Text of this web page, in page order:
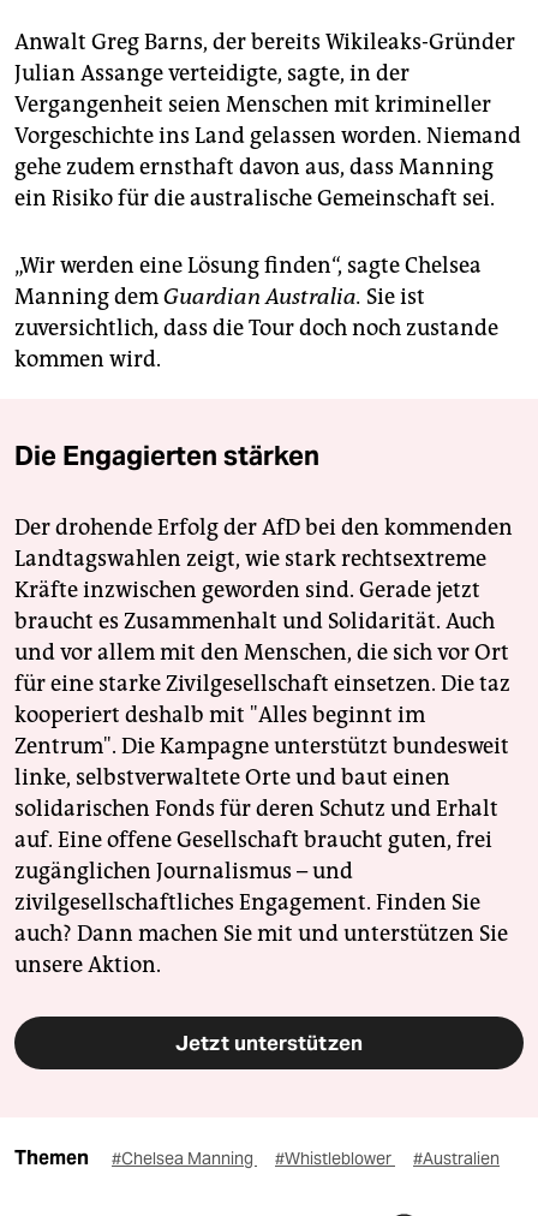
Anwalt Greg Barns, der bereits Wikileaks-Gründer
Julian Assange verteidigte, sagte, in der
Vergangenheit seien Menschen mit krimineller
Vorgeschichte ins Land gelassen worden. Niemand
gehe zudem ernsthaft davon aus, dass Manning
ein Risiko für die australische Gemeinschaft sei.
„Wir werden eine Lösung finden“, sagte Chelsea
Manning demGuardian Australia. Sie ist
zuversichtlich, dass die Tour doch noch zustande
kommen wird.
Die Engagierten stärken
Der drohende Erfolg der AfD bei den kommenden
Landtagswahlen zeigt, wie stark rechtsextreme
Kräfte inzwischen geworden sind. Gerade jetzt
braucht es Zusammenhalt und Solidarität. Auch
und vor allem mit den Menschen, die sich vor Ort
für eine starke Zivilgesellschaft einsetzen. Die taz
kooperiert deshalb mit "Alles beginnt im
Zentrum". Die Kampagne unterstützt bundesweit
linke, selbstverwaltete Orte und baut einen
solidarischen Fonds für deren Schutz und Erhalt
auf. Eine offene Gesellschaft braucht guten, frei
zugänglichen Journalismus – und
zivilgesellschaftliches Engagement. Finden Sie
auch? Dann machen Sie mit und unterstützen Sie
unsere Aktion.
Jetzt unterstützen
Themen #Chelsea Manning #Whistleblower #Australien